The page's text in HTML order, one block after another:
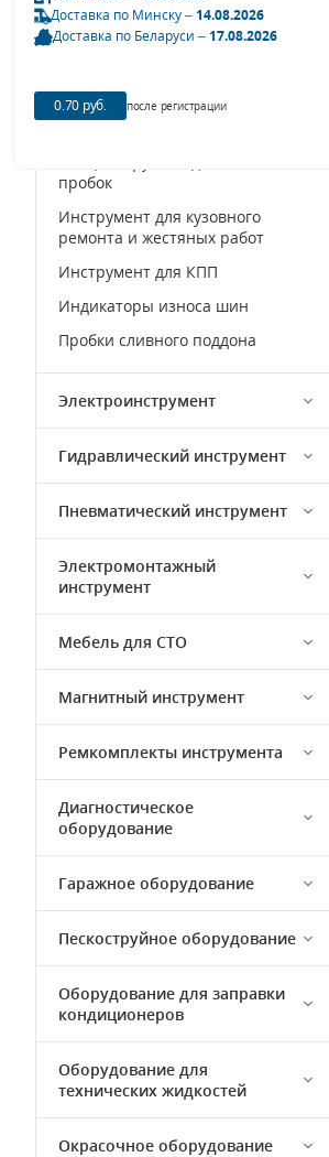
Специальные головки
Специальные ключи
Специальные щипцы
пробок
Инструмент для кузовного
ремонта и жестяных работ
Инструмент для КПП
Индикаторы износа шин
Пробки сливного поддона
Электроинструмент
Гидравлический инструмент
Пневматический инструмент
Электромонтажный
инструмент
Мебель для СТО
Магнитный инструмент
Ремкомплекты инструмента
Диагностическое
оборудование
Гаражное оборудование
Пескоструйное оборудование
Оборудование для заправки
кондиционеров
Оборудование для
технических жидкостей
Окрасочное оборудование
Доставка по Минску –14.08.2026
Доставка по Беларуси –17.08.2026
0.70 руб. после регистрации